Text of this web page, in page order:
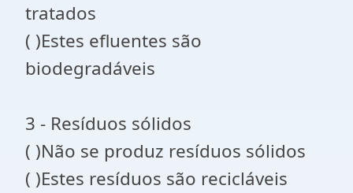
tratados
( )Estes efluentes são
biodegradáveis
3 - Resíduos sólidos
( )Não se produz resíduos sólidos
( )Estes resíduos são recicláveis